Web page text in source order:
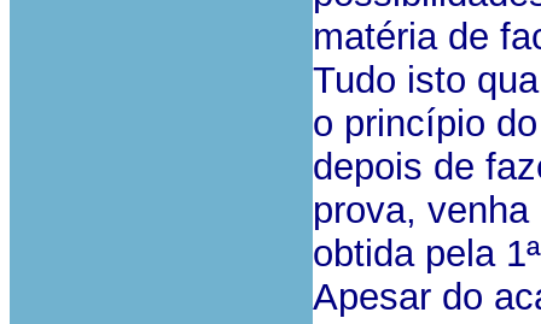
matéria de
Tudo isto
o princípio
depois de
prova,
obtida pela
Apesar do